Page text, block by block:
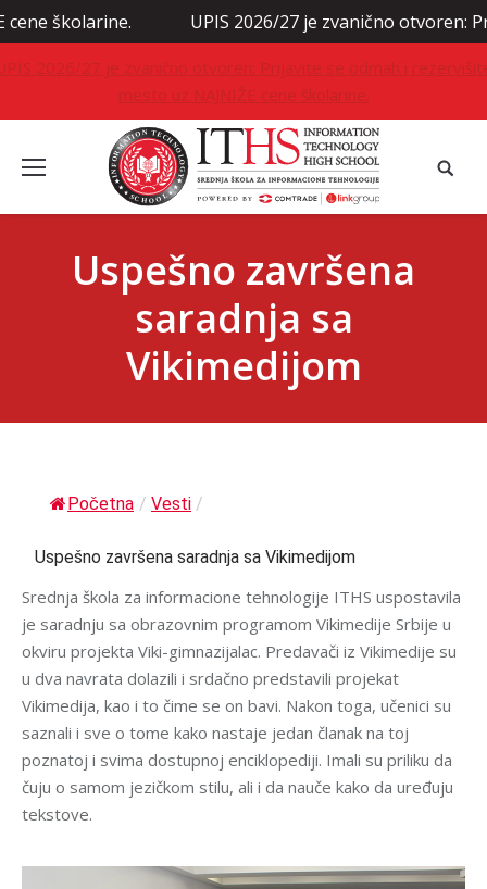
UPIS 2026/27 je zvanično otvoren: Prijavite
2026/27 je zvanično otvoren: Prijavite se odmah i
mesto uz NAJNIŽE cene školarine.
Uspešno završena
saradnja sa
Vikimedijom
Početna / Vesti /
Uspešno završena saradnja sa Vikimedijom
Srednja škola za informacione tehnologije ITHS uspostavila
je saradnju sa obrazovnim programom Vikimedije Srbije u
okviru projekta Viki-gimnazijalac. Predavači iz Vikimedije su
u dva navrata dolazili i srdačno predstavili projekat
Vikimedija, kao i to čime se on bavi. Nakon toga, učenici su
saznali i sve o tome kako nastaje jedan članak na toj
poznatoj i svima dostupnoj enciklopediji. Imali su priliku da
čuju o samom jezičkom stilu, ali i da nauče kako da uređuju
tekstove.